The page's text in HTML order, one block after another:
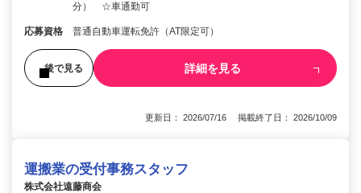
分） ☆車通勤可
応募資格 普通自動車運転免許（AT限定可）
後で見る 詳細を見る
更新日： 2026/07/16 掲載終了日： 2026/10/09
運搬業の受付事務スタッフ
株式会社遠藤商会